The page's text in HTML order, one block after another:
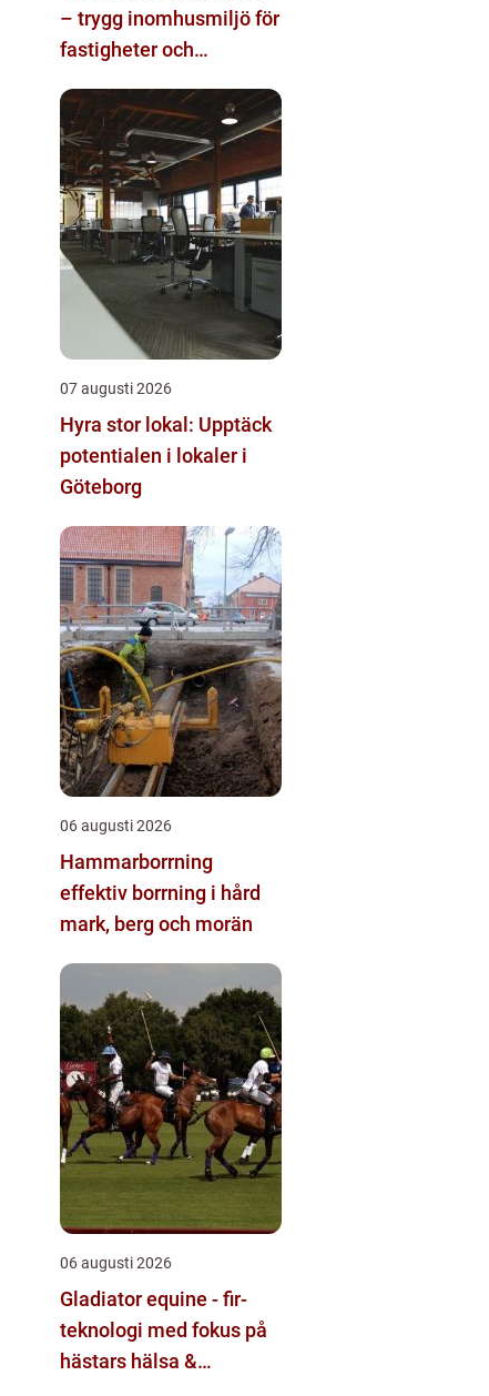
– trygg inomhusmiljö för
fastigheter och
07 augusti 2026
Hyra stor lokal: Upptäck
potentialen i lokaler i
Göteborg
06 augusti 2026
Hammarborrning
effektiv borrning i hård
mark, berg och morän
06 augusti 2026
Gladiator equine - fir-
teknologi med fokus på
hästars hälsa &